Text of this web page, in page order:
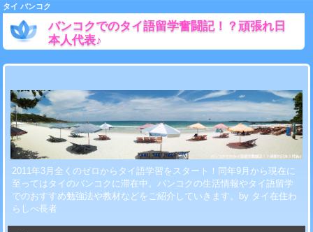
タイ バンコク
バンコクでのタイ語留学奮闘記！？頑張れ日
本人代表♪
2011年3月全くのゼロからタイ語学習をスタート！同年9月から現在に
至ってはタイのバンコクに滞在中。バンコクの生活情報やタイ語留学
でのおすすめ勉強法や教材などをご紹介していきます。by タイ在住わ
らしべ長者